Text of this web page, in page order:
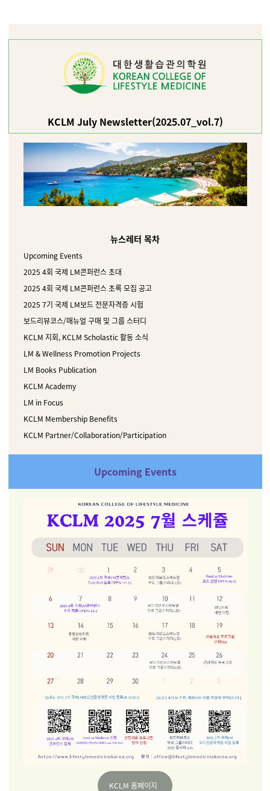
KCLM July Newsletter(2025.07_vol.7)
뉴스레터 목차
Upcoming Events
2025 4회 국제 LM콘퍼런스 초대
2025 4회 국제 LM콘퍼런스 초록 모집 공고
2025 7기 국제 LM보드 전문자격증 시험
보드리뷰코스/매뉴얼 구매 및 그룹 스터디
KCLM 지회, KCLM Scholastic 활동 소식
LM & Wellness Promotion Projects
LM Books Publication
KCLM Academy
LM in Focus
KCLM Membership Benefits
KCLM Partner/Collaboration/Participation
Upcoming Events
KCLM 홈페이지